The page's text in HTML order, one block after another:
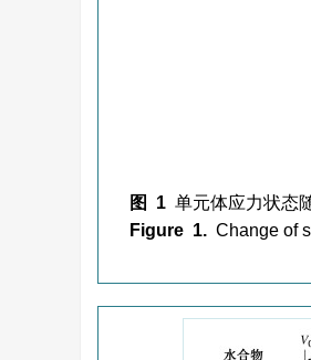
图 1 单元体应力状态
Figure 1. Change of